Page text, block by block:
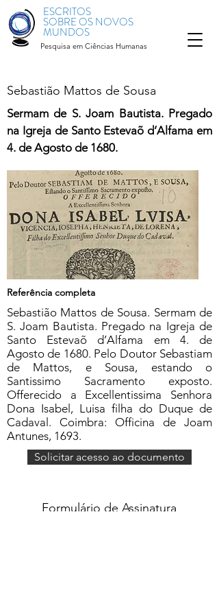
ESCRITOS
SOBRE OS NOVOS
MUNDOS
Pesquisa em Ciências Humanas
Sebastião Mattos de Sousa
Sermam de S. Joam Bautista. Pregado
na Igreja de Santo Estevaõ d’Alfama em
4. de Agosto de 1680.
Referência completa
Sebastião Mattos de Sousa. Sermam de
S. Joam Bautista. Pregado na Igreja de
Santo Estevaõ d’Alfama em 4. de
Agosto de 1680. Pelo Doutor Sebastiam
de Mattos, e Sousa, estando o
Santissimo Sacramento exposto.
Offerecido a Excellentissima Senhora
Dona Isabel, Luisa filha do Duque de
Cadaval. Coimbra: Officina de Joam
Antunes, 1693.
Solicitar acesso ao documento
Formulário de Assinatura